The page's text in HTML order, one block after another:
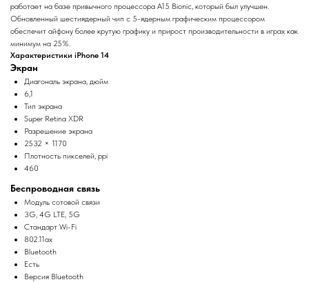
работает на базе привычного процессора A15 Bionic, который был улучшен.
Обновленный шестиядерный чип с 5-ядерным графическим процессором
обеспечит айфону более крутую графику и прирост производительности в играх как
минимум на 25%.
Характеристики iPhone 14
Экран
Диагональ экрана, дюйм
6,1
Тип экрана
Super Retina XDR
Разрешение экрана
2532 × 1170
Плотность пикселей, ppi
460
Беспроводная связь
Модуль сотовой связи
3G, 4G LTE, 5G
Стандарт Wi-Fi
802.11ax
Bluetooth
Есть
Версия Bluetooth